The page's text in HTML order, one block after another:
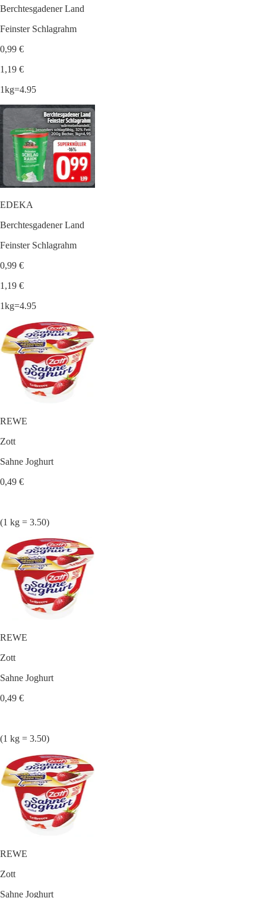
Berchtesgadener Land
Feinster Schlagrahm
0,99 €
1,19 €
1kg=4.95
EDEKA
Berchtesgadener Land
Feinster Schlagrahm
0,99 €
1,19 €
1kg=4.95
REWE
Zott
Sahne Joghurt
0,49 €
(1 kg = 3.50)
REWE
Zott
Sahne Joghurt
0,49 €
(1 kg = 3.50)
REWE
Zott
Sahne Joghurt